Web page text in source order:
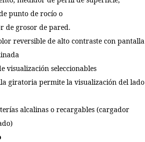
punto de rocío o
de grosor de pared.
reversible de alto contraste con pantalla
visualización seleccionables
giratoria permite la visualización del lado
alcalinas o recargables (cargador